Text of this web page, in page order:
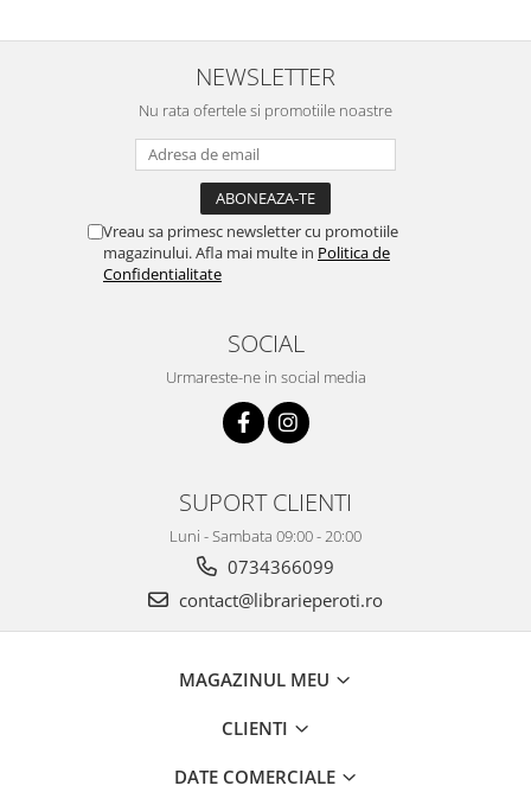
NEWSLETTER
Nu rata ofertele si promotiile noastre
Vreau sa primesc newsletter cu promotiile
magazinului. Afla mai multe in Politica de
Confidentialitate
SOCIAL
Urmareste-ne in social media
SUPORT CLIENTI
Luni - Sambata 09:00 - 20:00
0734366099
contact@librarieperoti.ro
MAGAZINUL MEU
CLIENTI
DATE COMERCIALE